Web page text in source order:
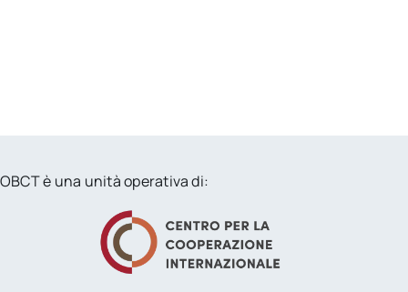
OBCT è una unità operativa di: